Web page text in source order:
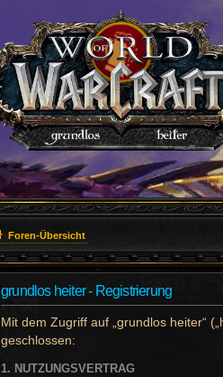
Foren-Übersicht
grundlos heiter - Registrierung
Mit dem Zugriff auf „grundlos heiter“
geschlossen:
1. NUTZUNGSVERTRAG